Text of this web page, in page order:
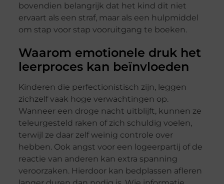
bovendien belangrijk dat het kind dit niet
ervaart als een straf, maar als een hulpmiddel
om stap voor stap vooruitgang te boeken.
Waarom emotionele druk het
leerproces kan beïnvloeden
Kinderen die perfectionistisch zijn, leggen
zichzelf vaak hoge verwachtingen op.
Wanneer een droge nacht uitblijft, kunnen ze
teleurgesteld raken of zich schuldig voelen,
terwijl ze daar zelf weinig controle over
hebben. Ook angst voor een logeerpartij of de
reactie van anderen kan extra spanning
veroorzaken. Hierdoor kan bedplassen afleren